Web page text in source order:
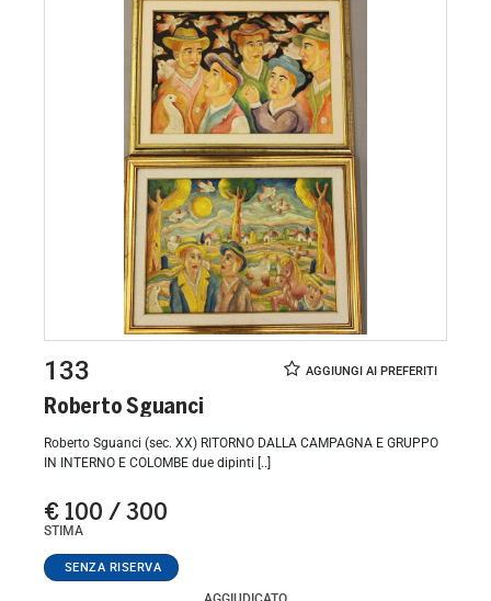
133
Roberto Sguanci
Roberto Sguanci (sec. XX) RITORNO DALLA CAMPAGNA E GRUPPO
IN INTERNO E COLOMBE due dipinti [..]
€ 100 / 300
STIMA